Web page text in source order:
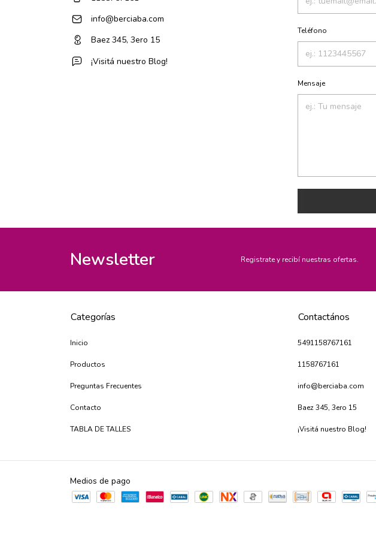
info@berciaba.com
Baez 345, 3ero 15
¡Visitá nuestro Blog!
Teléfono
Mensaje
Newsletter Registrate y recibí nuestras ofertas.
Categorías
Inicio
Productos
Preguntas Frecuentes
Contacto
TABLA DE TALLES
Contactános
5491158767161
1158767161
info@berciaba.com
Baez 345, 3ero 15
¡Visitá nuestro Blog!
Medios de pago